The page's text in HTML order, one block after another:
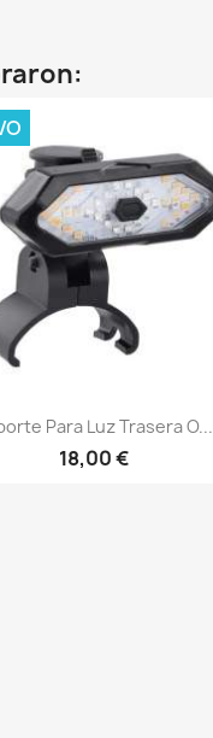
Vista rápida
Para Luz Trasera O...
18,00 €